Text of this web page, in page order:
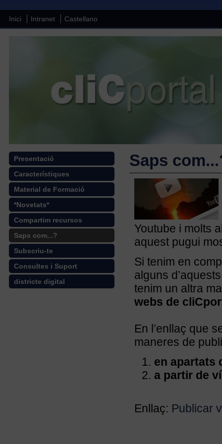
Inici Intranet Castellano
Presentació
Característiques
Material de Formació
*Novetats*
Compartim recursos
Saps com...?
Subscriu-te
Consultes i Suport
districte digital
Saps
Youtube i molts
aquest pugui
Si tenim en
alguns
tenim un altra
webs de
En l’enllaç que
maneres de
en apartats
a partir de
Enllaç: Publicar